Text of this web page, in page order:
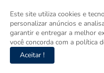
Copyright ©
Home Sobre
Este site utiliza cookies e
personalizar anúncios e
garantir e entregar a melhor
você concorda com a política
Aceitar !